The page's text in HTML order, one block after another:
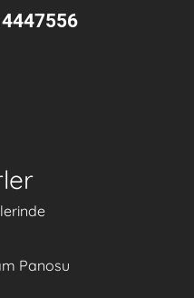
4447556
Panosu